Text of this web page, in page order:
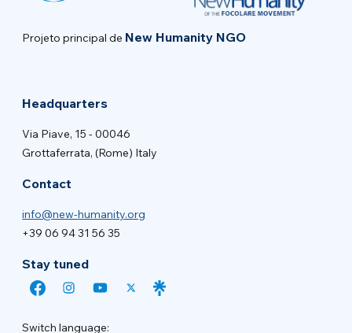
Projeto principal de New Humanity NGO
Headquarters
Via Piave, 15 - 00046
Grottaferrata, (Rome) Italy
Contact
info@new-humanity.org
+39 06 94 31 56 35
Stay tuned
Switch language: